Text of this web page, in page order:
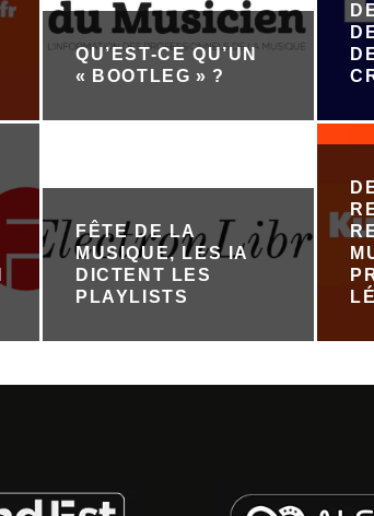
QU’EST-CE QU’UN
« BOOTLEG » ?
FÊTE DE LA
MUSIQUE, LES IA
DICTENT LES
PLAYLISTS